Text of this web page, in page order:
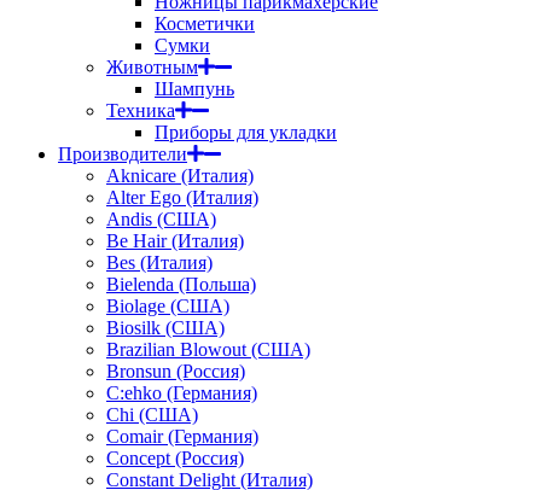
Косметички
Сумки
Животным
Шампунь
Техника
Приборы для укладки
Производители
Aknicare (Италия)
Alter Ego (Италия)
Andis (США)
Be Hair (Италия)
Bes (Италия)
Bielenda (Польша)
Biolage (США)
Biosilk (США)
Brazilian Blowout (США)
Bronsun (Россия)
C:ehko (Германия)
Chi (США)
Comair (Германия)
Concept (Россия)
Constant Delight (Италия)